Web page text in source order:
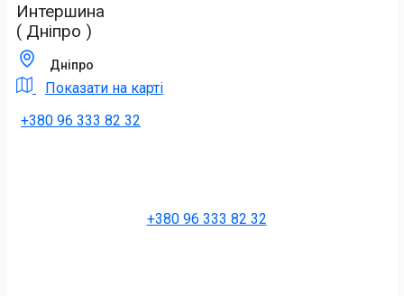
Интершина
( Дніпро )
Дніпро
Показати на карті
+380 96 333 82 32
+380 96 333 82 32